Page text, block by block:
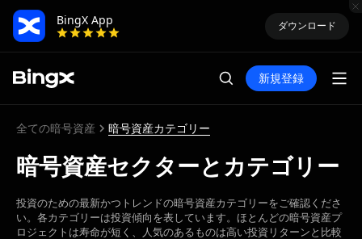
BingX App
ダウンロード
新規登録
全ての暗号資産 暗号資産カテゴリー
暗号資産セクターとカテゴリー
投資のための最新かつトレンドの暗号資産カテゴリーをご確認くださ
い。各カテゴリーは投資傾向を表しています。ほとんどの暗号資産プ
ロジェクトは寿命が短く、人気のあるものは高い投資リターンと比較